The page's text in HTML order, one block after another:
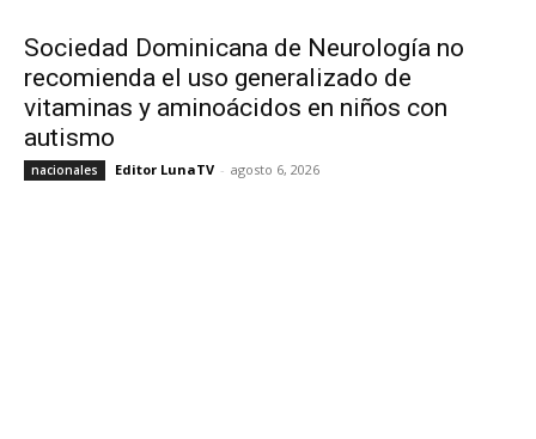
Sociedad Dominicana de Neurología no
recomienda el uso generalizado de
vitaminas y aminoácidos en niños con
autismo
nacionales Editor LunaTV - agosto 6, 2026